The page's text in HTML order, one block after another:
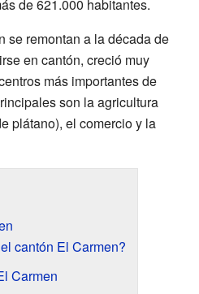
de 621.000 habitantes.
se remontan a la década de
en cantón, creció muy
más importantes de
son la agricultura
plátano), el comercio y la
cantón El Carmen?
Carmen